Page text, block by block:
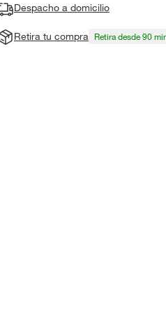
Despacho a domicilio
Retira tu compra Retira desde 90